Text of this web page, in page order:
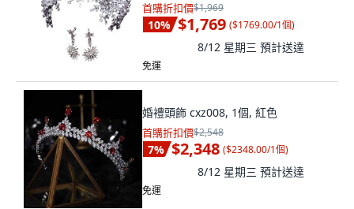
首購折扣價$1,969
10% $1,769 ($1769.00/1個)
8/12 星期三 預計送達
免運
婚禮頭飾 cxz008, 1個, 紅色
首購折扣價$2,548
7% $2,348 ($2348.00/1個)
8/12 星期三 預計送達
免運